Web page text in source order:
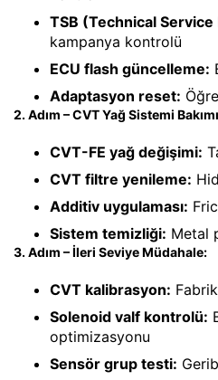
TSB (Technical
kampanya kontrolü
ECU flash güncelleme:
Adaptasyon reset:
2. Adım – CVT Yağ Sistemi
CVT-FE yağ değişimi:
CVT filtre yenileme:
Additiv uygulaması:
Sistem temizliği: Metal
3. Adım – İleri Seviye Müdahale:
CVT kalibrasyon:
Solenoid valf kontrolü:
optimizasyonu
Sensör grup testi: